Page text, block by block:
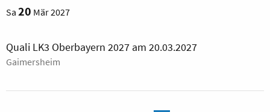
Sa 20 Mär 2027
Quali LK3 Oberbayern 2027 am 20.03.2027
Gaimersheim